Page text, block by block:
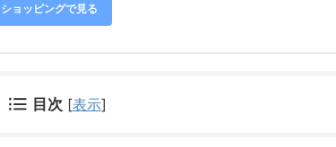
ョッピングで見る
目次 [表示]